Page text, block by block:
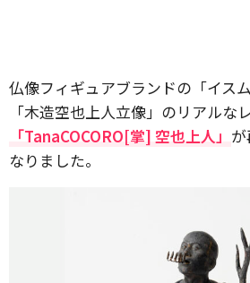
仏像フィギュアブランドの「イス
「木造空也上人立像」のリアルな
「TanaCOCORO[掌] 空也上人」
なりました。